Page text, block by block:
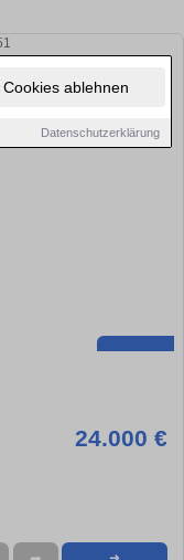
Cookies ablehnen
Datenschutzerklärung
24.000 €